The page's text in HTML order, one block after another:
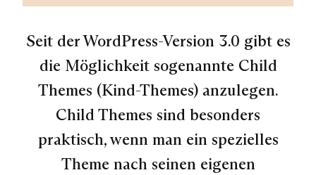
Seit der WordPress-Version 3.0 gibt es
die Möglichkeit sogenannte Child
Themes (Kind-Themes) anzulegen.
Child Themes sind besonders
praktisch, wenn man ein spezielles
Theme nach seinen eigenen